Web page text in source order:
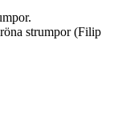
strumpor (Filip